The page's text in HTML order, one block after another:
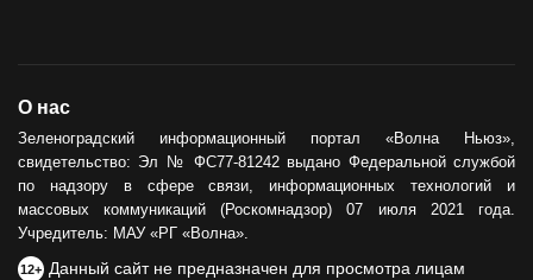
О нас
Зеленоградский информационный портал «Волна Ньюз»,
свидетельство: Эл № ФС77-81242 выдано Федеральной службой
по надзору в сфере связи, информационных технологий и
массовых коммуникаций (Роскомнадзор) 07 июля 2021 года.
Учредитель: МАУ «РГ «Волна».
12+ Данный сайт не предназначен для просмотра лицам